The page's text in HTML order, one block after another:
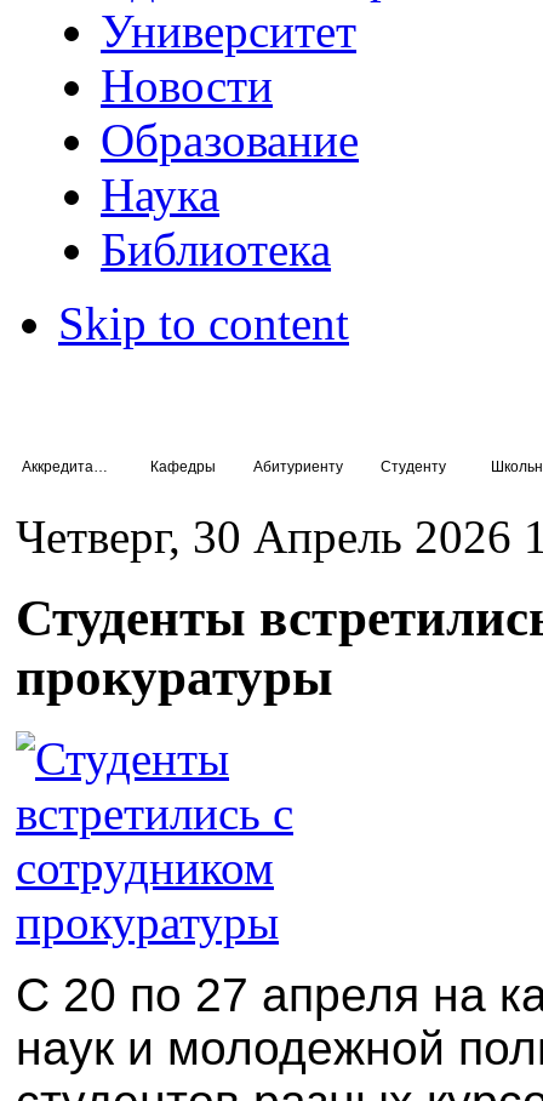
Университет
Новости
Образование
Наука
Библиотека
Skip to content
Кафедры Абитуриенту Студенту
Четверг, 30 Апрель 2026
Студенты
прокуратуры
С 20 по 27 апреля на
наук и молодежной